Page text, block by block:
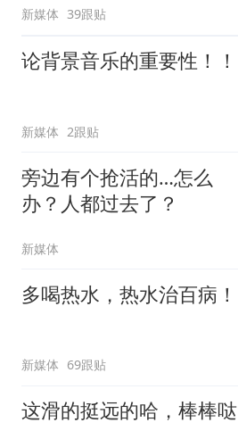
新媒体 39跟贴
论背景音乐的重要性！！
新媒体 2跟贴
旁边有个抢活的…怎么
办？人都过去了？
新媒体
多喝热水，热水治百病！
新媒体 69跟贴
这滑的挺远的哈，棒棒哒